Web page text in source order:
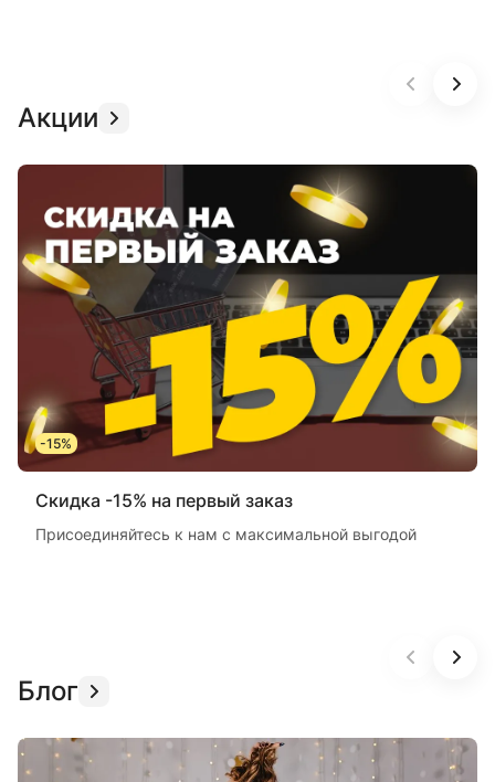
Акции
-15%
Скидка -15% на первый заказ
Присоединяйтесь к нам с максимальной выгодой
Блог